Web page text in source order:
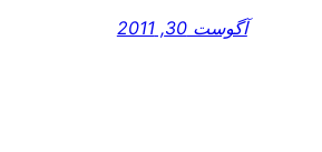
آگوست 30, 2011